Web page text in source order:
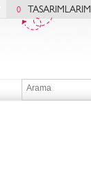
0 TASARIMLARIM